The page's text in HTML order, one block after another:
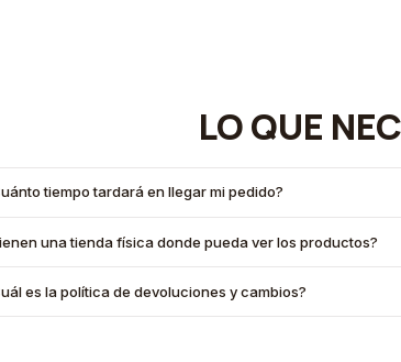
LO QUE
tiempo tardará en llegar mi pedido?
una tienda física donde pueda ver los productos?
es la política de devoluciones y cambios?